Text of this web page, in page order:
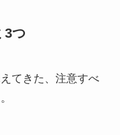
3つ
てきた、注意すべ